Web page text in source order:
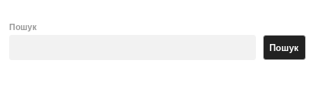
Пошук
Пошук